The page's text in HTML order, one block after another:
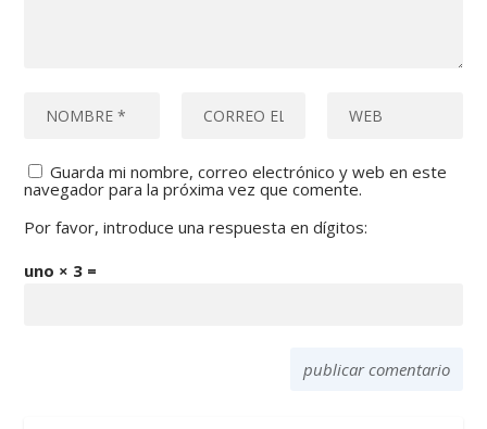
Guarda mi nombre, correo electrónico y web en este
navegador para la próxima vez que comente.
Por favor, introduce una respuesta en dígitos:
uno × 3 =